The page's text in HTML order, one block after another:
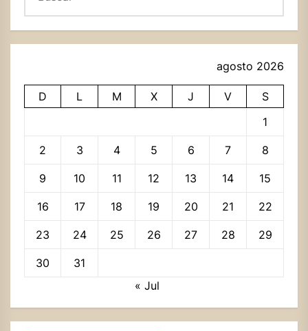
agosto 2026
D L M X J V
S
1
2 3 4 5 6 7 8
9 10 11 12 13 14 15
16 17 18 19 20 21 22
23 24 25 26 27 28 29
30
31
« Jul